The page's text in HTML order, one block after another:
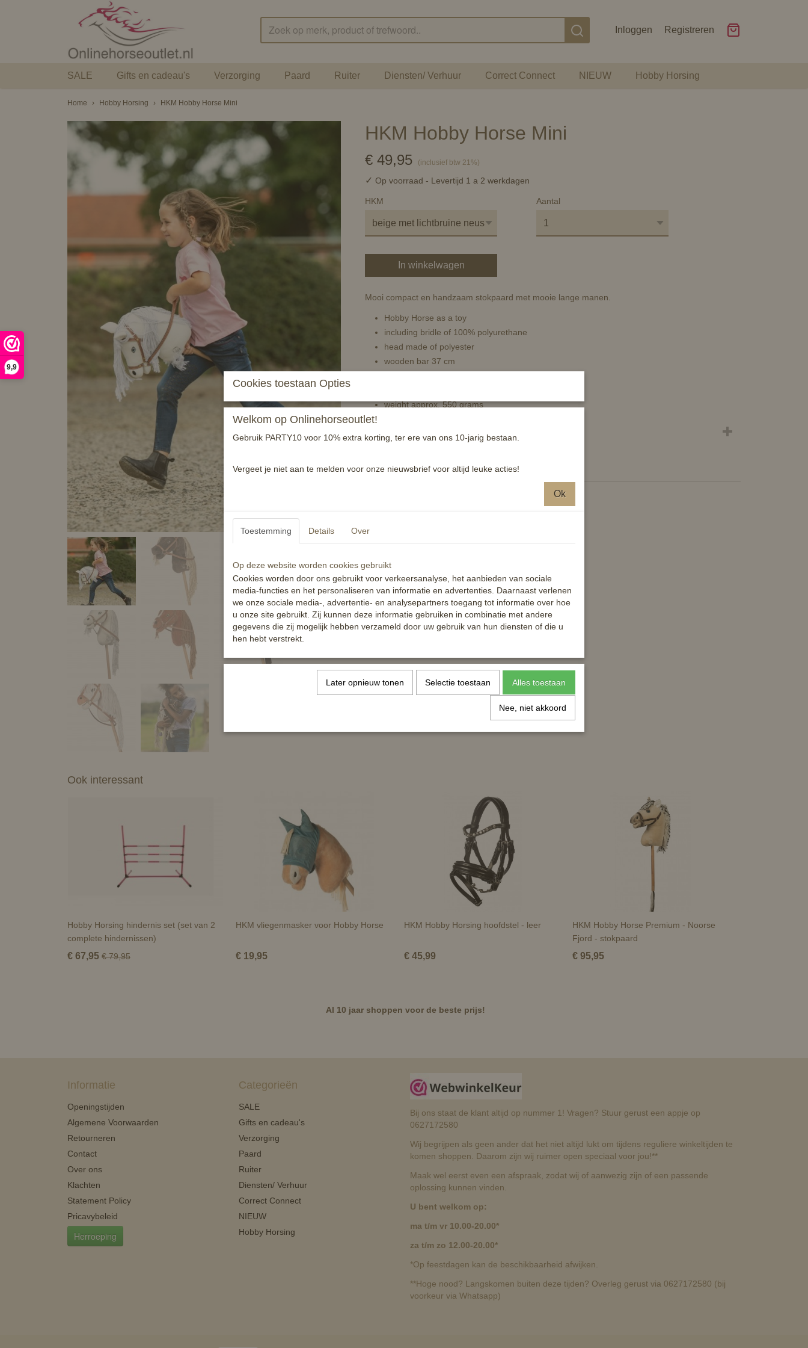
9,9
Inloggen Registreren
SALE Gifts en cadeau's Verzorging Paard Ruiter Diensten/ Verhuur Correct Connect NIEUW Hobby Horsing
Home › Hobby Horsing › HKM Hobby Horse Mini
HKM Hobby Horse Mini
€ 49,95 (inclusief btw 21%)
✓ Op voorraad - Levertijd 1 a 2 werkdagen
HKM Aantal
In winkelwagen
Mooi compact en handzaam stokpaard met mooie lange manen.
Hobby Horse as a toy
including bridle of 100% polyurethane
head made of polyester
wooden bar 37 cm
weight approx. 550 grams
Ook interessant
Hobby Horsing hindernis set (set van 2
complete hindernissen)
€ 67,95 € 79,95
HKM vliegenmasker voor Hobby Horse
€ 19,95
HKM Hobby Horsing hoofdstel - leer
€ 45,99
HKM Hobby Horse Premium - Noorse
Fjord - stokpaard
€ 95,95
Al 10 jaar shoppen voor de beste prijs!
Informatie
Openingstijden
Algemene Voorwaarden
Retourneren
Contact
Over ons
Klachten
Statement Policy
Pricavybeleid
Herroeping
Categorieën
SALE
Gifts en cadeau's
Verzorging
Paard
Ruiter
Diensten/ Verhuur
Correct Connect
NIEUW
Hobby Horsing
Bij ons staat de klant altijd op nummer 1! Vragen? Stuur gerust een appje op
0627172580
Wij begrijpen als geen ander dat het niet altijd lukt om tijdens reguliere winkeltijden te
komen shoppen. Daarom zijn wij ruimer open speciaal voor jou!**
Maak wel eerst even een afspraak, zodat wij of aanwezig zijn of een passende
oplossing kunnen vinden.
U bent welkom op:
ma t/m vr 10.00-20.00*
za t/m zo 12.00-20.00*
*Op feestdagen kan de beschikbaarheid afwijken.
**Hoge nood? Langskomen buiten deze tijden? Overleg gerust via 0627172580 (bij
voorkeur via Whatsapp)
Cookies toestaan Opties
Welkom op Onlinehorseoutlet!
Gebruik PARTY10 voor 10% extra korting, ter ere van ons 10-jarig bestaan.
Vergeet je niet aan te melden voor onze nieuwsbrief voor altijd leuke acties!
Ok
Toestemming Details Over
Op deze website worden cookies gebruikt
Cookies worden door ons gebruikt voor verkeersanalyse, het aanbieden van sociale
media-functies en het personaliseren van informatie en advertenties. Daarnaast verlenen
we onze sociale media-, advertentie- en analysepartners toegang tot informatie over hoe
u onze site gebruikt. Zij kunnen deze informatie gebruiken in combinatie met andere
gegevens die zij mogelijk hebben verzameld door uw gebruik van hun diensten of die u
hen hebt verstrekt.
Later opnieuw tonen Selectie toestaan Alles toestaan
Nee, niet akkoord